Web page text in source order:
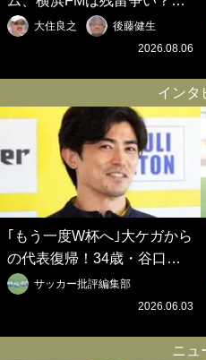
混戦のJ2はRB大宮に注目！
歴代最強の日本代表をJリー
の秋春制｣の大激論】(6)
大住良之
後藤健生
2026.08.06
インタ
｢もう一度W杯へ｣大ケガから
の代表復帰！34歳・谷口彰
悟の奇跡を支えた日本資本の
ベルギークラブ、次なる野望
ロイデン立石敬之CEOの世
サッカー批評編集部
2026.06.03
ニュ